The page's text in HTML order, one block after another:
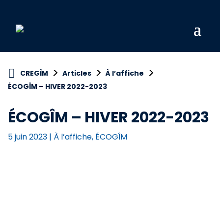
CREGÎM > Articles > À l’affiche >
ÉCOGÎM – HIVER 2022-2023
ÉCOGÎM – HIVER 2022-2023
5 juin 2023| À l’affiche, ÉCOGÎM